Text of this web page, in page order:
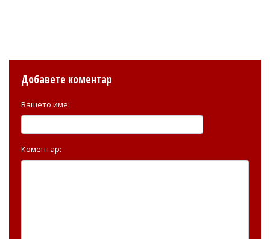
Добавете коментар
Вашето име:
Коментар: